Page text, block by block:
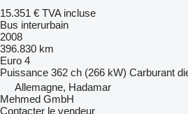
15.351 € TVA incluse
Bus interurbain
2008
396.830 km
Euro 4
Puissance 362 ch (266 kW) Carburant
Allemagne, Hadamar
Mehmed GmbH
Contacter le vendeur